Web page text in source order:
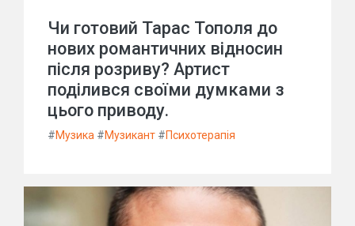
Чи готовий Тарас Тополя до
нових романтичних відносин
після розриву? Артист
поділився своїми думками з
цього приводу.
#Музика #Музикант #Психотерапія